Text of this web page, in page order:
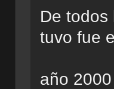
De todos
tuvo fue
año